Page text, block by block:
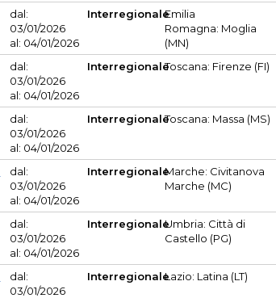
dal:
03/01/2026
al: 04/01/2026
InterregionaleEmilia
Romagna: Moglia
(MN)
dal:
03/01/2026
al: 04/01/2026
InterregionaleToscana: Firenze (FI)
dal:
03/01/2026
al: 04/01/2026
InterregionaleToscana: Massa (MS)
dal:
03/01/2026
al: 04/01/2026
InterregionaleMarche: Civitanova
Marche (MC)
dal:
03/01/2026
al: 04/01/2026
InterregionaleUmbria: Città di
Castello (PG)
dal:
03/01/2026
InterregionaleLazio: Latina (LT)